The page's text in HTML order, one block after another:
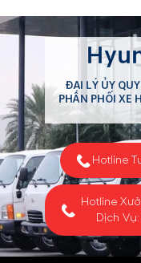
ĐẠI LÝ ỦY
PHÂN PHỐI XE
Hotline
Hotline
Dịch Vụ: